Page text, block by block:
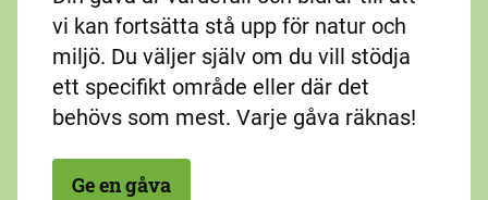
vi kan fortsätta stå upp för natur och
miljö. Du väljer själv om du vill stödja
ett specifikt område eller där det
behövs som mest. Varje gåva räknas!
Ge en gåva